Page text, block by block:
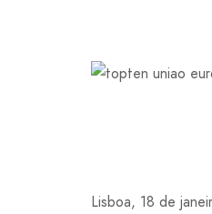
Lisboa, 18 de